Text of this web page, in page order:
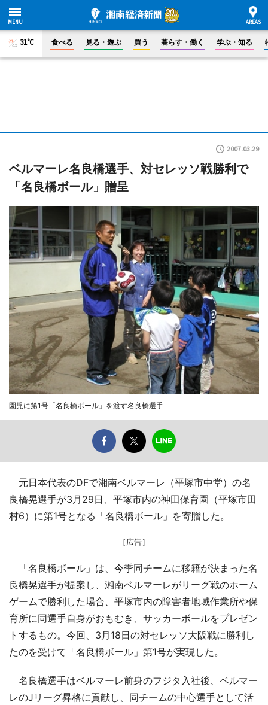
31°C 食べる 見る・遊ぶ 買う 暮らす・働く 学ぶ・知る
2007.03.29
ベルマーレ名良橋選手、対セレッソ戦勝利で
「名良橋ボール」贈呈
園児に第1号「名良橋ボール」を渡す名良橋選手
元日本代表のDFで湘南ベルマーレ（平塚市中堂）の名
良橋晃選手が3月29日、平塚市内の神田保育園（平塚市田
村6）に第1号となる「名良橋ボール」を寄贈した。
［広告］
「名良橋ボール」は、今季同チームに移籍が決まった名
良橋晃選手が提案し、湘南ベルマーレがリーグ戦のホーム
ゲームで勝利した場合、平塚市内の障害者地域作業所や保
育所に同選手自身がおもむき、サッカーボールをプレゼン
トするもの。今回、3月18日の対セレッソ大阪戦に勝利し
たのを受けて「名良橋ボール」第1号が実現した。
名良橋選手はベルマーレ前身のフジタ入社後、ベルマー
レのJリーグ昇格に貢献し、同チームの中心選手として活